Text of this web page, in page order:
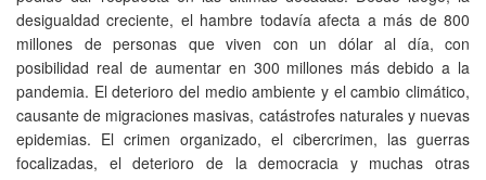
desigualdad creciente, el hambre todavía afecta a más de 800
millones de personas que viven con un dólar al día, con
posibilidad real de aumentar en 300 millones más debido a la
pandemia. El deterioro del medio ambiente y el cambio climático,
causante de migraciones masivas, catástrofes naturales y nuevas
epidemias. El crimen organizado, el cibercrimen, las guerras
focalizadas, el deterioro de la democracia y muchas otras